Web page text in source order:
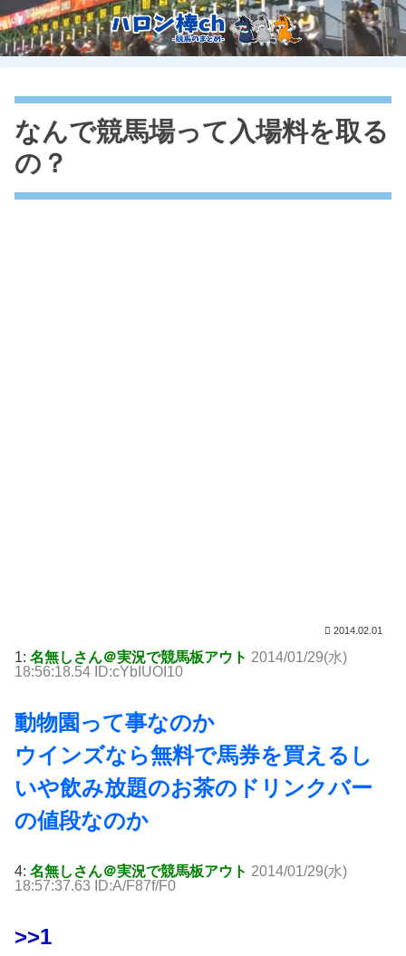
なんで競馬場って入場料を取る
の？
2014.02.01
1: 名無しさん＠実況で競馬板アウト 2014/01/29(水)
18:56:18.54 ID:cYbIUOI10
動物園って事なのか
ウインズなら無料で馬券を買えるし
いや飲み放題のお茶のドリンクバー
の値段なのか
4: 名無しさん＠実況で競馬板アウト 2014/01/29(水)
18:57:37.63 ID:A/F87f/F0
>>1